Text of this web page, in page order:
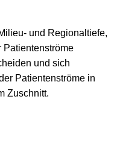
und Regionaltiefe,
Patientenströme
und sich
Patientenströme in
Zuschnitt.